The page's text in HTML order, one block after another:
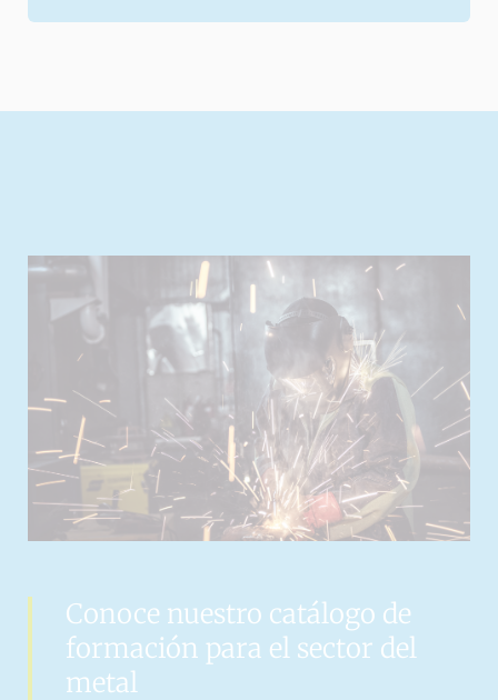
Conoce nuestro catálogo de
formación para el sector del
metal